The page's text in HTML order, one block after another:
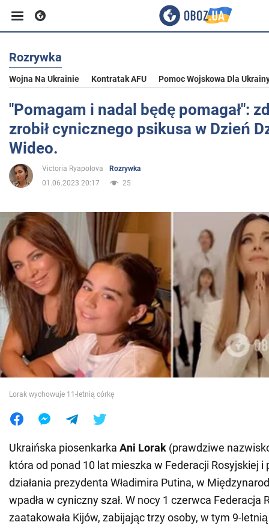
Biznes
Sport
Rozrywka
Życie
Polityka
Społeczeństwo
Wojna na Ukrainie
Świat
Jedzenie
Rozrywka
Wojna Na Ukrainie Kontratak AFU Pomoc Wojskowa Dla
"Pomagam i nadal będę pomagał":
zrobił cynicznego psikusa w Dzień
Wideo.
Victoria Ryapolova
Rozrywka
01.06.2023 20:17
25
Lorak wychowuje 11-letnią córkę
Ukraińska piosenkarka Ani Lorak (prawdziwe
która od ponad 10 lat mieszka w Federacji Rosyjskiej i
działania prezydenta Władimira Putina, w
wpadła w cyniczny szał. W nocy 1 czerwca Federacja
zaatakowała Kijów, zabijając trzy osoby, w tym 9-